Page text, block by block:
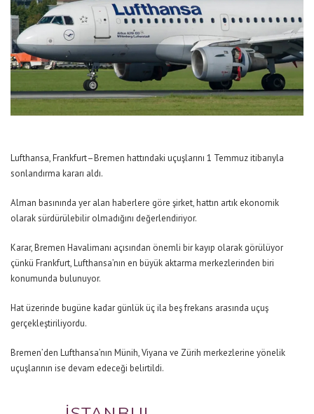
Lufthansa, Frankfurt–Bremen hattındaki uçuşlarını 1 Temmuz itibarıyla
sonlandırma kararı aldı.
Alman basınında yer alan haberlere göre şirket, hattın artık ekonomik
olarak sürdürülebilir olmadığını değerlendiriyor.
Karar, Bremen Havalimanı açısından önemli bir kayıp olarak görülüyor
çünkü Frankfurt, Lufthansa’nın en büyük aktarma merkezlerinden biri
konumunda bulunuyor.
Hat üzerinde bugüne kadar günlük üç ila beş frekans arasında uçuş
gerçekleştiriliyordu.
Bremen’den Lufthansa’nın Münih, Viyana ve Zürih merkezlerine yönelik
uçuşlarının ise devam edeceği belirtildi.